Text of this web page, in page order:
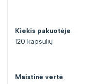
Kiekis pakuotėje
120 kapsulių
Maistinė vertė